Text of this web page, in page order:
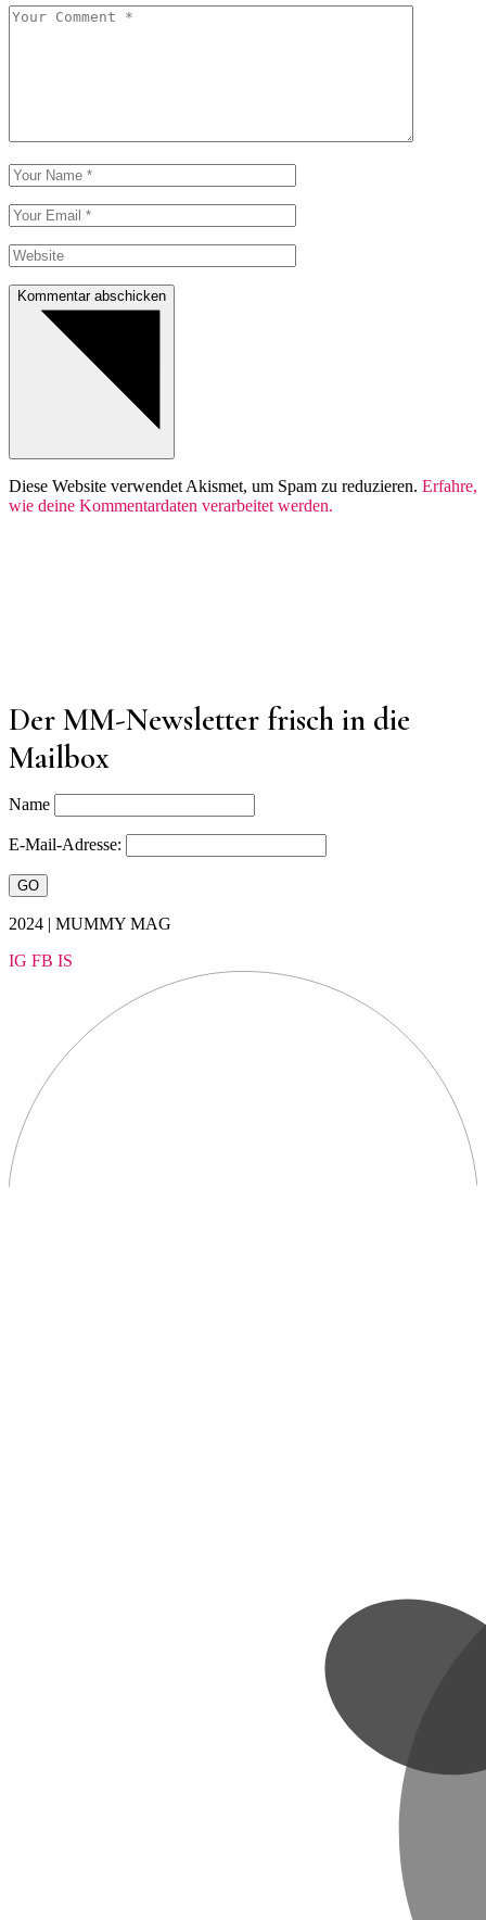
Kommentar abschicken
Diese Website verwendet Akismet, um Spam zu reduzieren. Erfahre,
wie deine Kommentardaten verarbeitet werden.
Der MM-Newsletter frisch in die
Mailbox
Name
E-Mail-Adresse:
2024 | MUMMY MAG
IG FB IS